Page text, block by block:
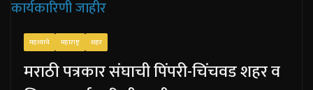
महत्त्वाचे महाराष्ट्र शहर
मराठी पत्रकार संघाची पिंपरी-चिंचवड शहर व